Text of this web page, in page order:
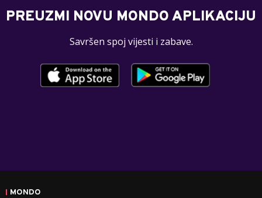
PREUZMI NOVU MONDO APLIKACIJU
Savršen spoj vijesti i zabave.
MONDO